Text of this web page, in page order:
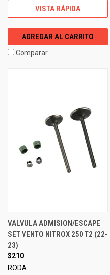
VISTA RÁPIDA
AGREGAR AL CARRITO
Comparar
VALVULA ADMISION/ESCAPE
SET VENTO NITROX 250 T2 (22-
23)
$210
RODA